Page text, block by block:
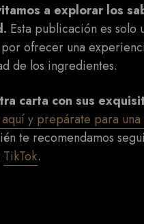
a explorar los
Esta publicación es solo
ofrecer una
de los ingredientes.
carta con sus
aquí y prepárate para una
te recomendamos
TikTok.